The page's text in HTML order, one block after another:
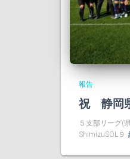
報告
祝 静岡
５支部リーグ(
ShimizuSOL９